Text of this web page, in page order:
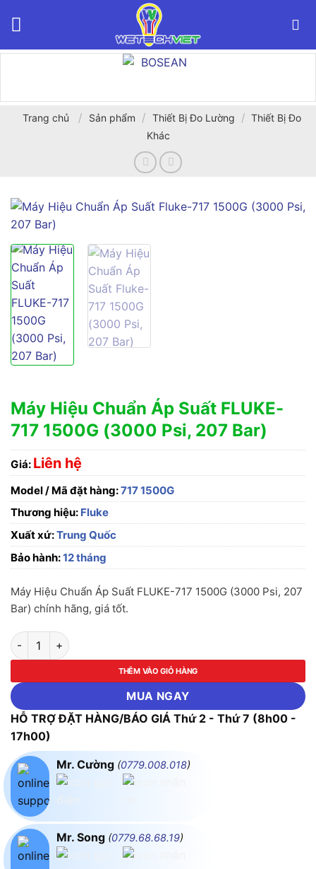
Trang chủ / Sản phẩm / Thiết Bị Đo Lường / Thiết Bị Đo
Khác
Máy Hiệu Chuẩn Áp Suất FLUKE-
717 1500G (3000 Psi, 207 Bar)
Giá: Liên hệ
Model / Mã đặt hàng:717 1500G
Thương hiệu: Fluke
Xuất xứ:Trung Quốc
Bảo hành:12 tháng
Máy Hiệu Chuẩn Áp Suất FLUKE-717 1500G (3000 Psi, 207
Bar) chính hãng, giá tốt.
Máy Hiệu Chuẩn Áp Suất FLUKE-717 1500G (3000 Psi, 207
THÊM VÀO GIỎ HÀNG
MUA NGAY
HỖ TRỢ ĐẶT HÀNG/BÁO GIÁ Thứ 2 - Thứ 7 (8h00 -
17h00)
Mr. Cường (0779.008.018)
Mr. Song (0779.68.68.19)